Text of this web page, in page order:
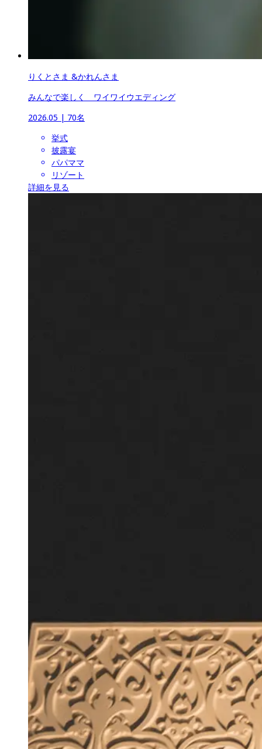
りくとさま &かれんさま
みんなで楽しく　ワイワイウエディング
2026.05 | 70名
挙式
披露宴
パパママ
リゾート
詳細を見る